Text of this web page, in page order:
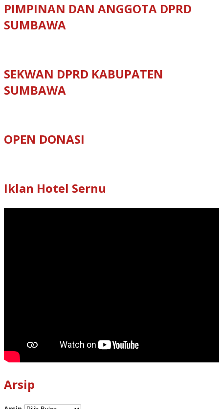
PIMPINAN DAN ANGGOTA DPRD
SUMBAWA
SEKWAN DPRD KABUPATEN
SUMBAWA
OPEN DONASI
Iklan Hotel Sernu
Arsip